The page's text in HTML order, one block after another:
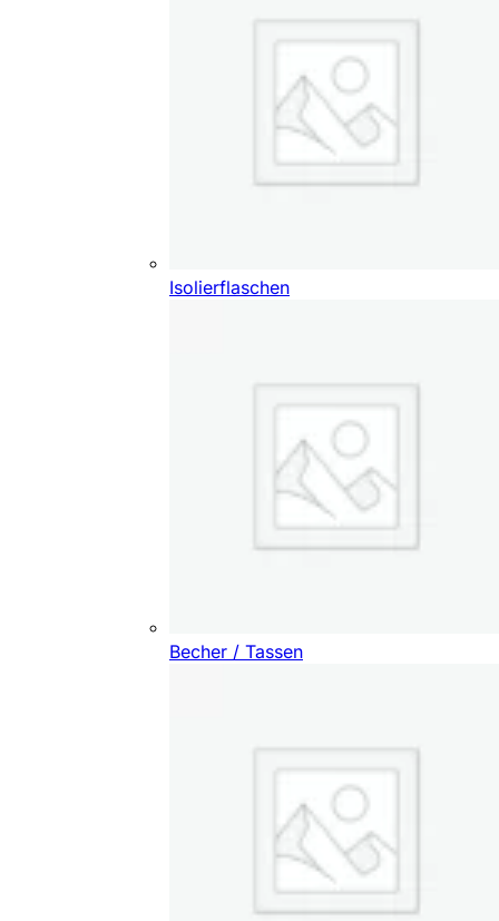
Isolierflaschen
Becher / Tassen